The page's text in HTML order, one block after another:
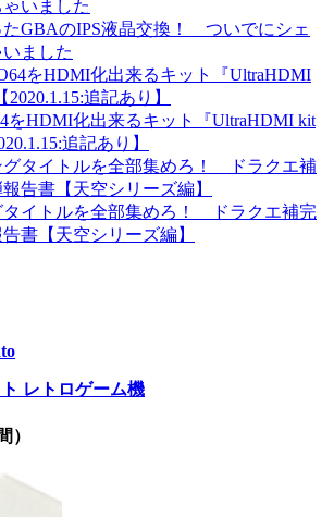
GBAのIPS液晶交換！ ついでにシェ
ました
をHDMI化出来るキット『UltraHDMI kit
追記あり】
タイトルを全部集めろ！ ドラクエ補完
書【天空シリーズ編】
レトロゲーム機
）